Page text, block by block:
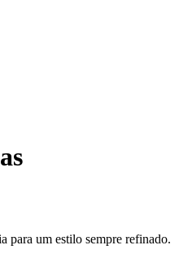
para um estilo sempre refinado.